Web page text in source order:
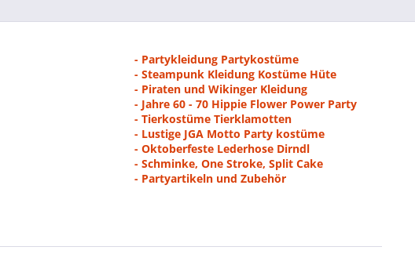
- Partykleidung Partykostüme
- Steampunk Kleidung Kostüme Hüte
- Piraten und Wikinger Kleidung
- Jahre 60 - 70 Hippie Flower Power Party
- Tierkostüme Tierklamotten
- Lustige JGA Motto Party kostüme
- Oktoberfeste Lederhose Dirndl
- Schminke, One Stroke, Split Cake
- Partyartikeln und Zubehör